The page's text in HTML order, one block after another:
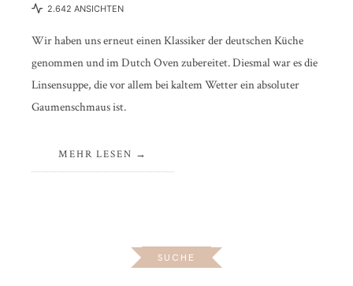
2.642 ANSICHTEN
Wir haben uns erneut einen Klassiker der deutschen Küche
genommen und im Dutch Oven zubereitet. Diesmal war es die
Linsensuppe, die vor allem bei kaltem Wetter ein absoluter
Gaumenschmaus ist.
MEHR LESEN
SUCHE